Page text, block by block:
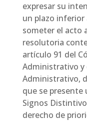
expresar su
un plazo inferior
someter el acto
resolutoria
artículo 91 del
Administrativo y
Administrativo,
que se
Signos
derecho de